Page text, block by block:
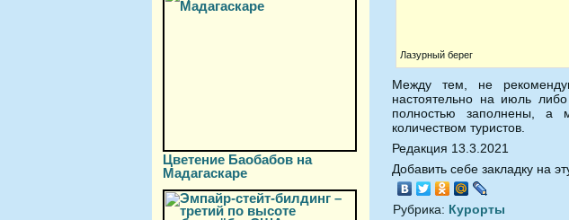
Цветение Баобабов на
Мадагаскаре
Лазурный берег
Между тем, не
настоятельно на июль
полностью заполнены, а
количеством туристов.
Редакция 13.3.2021
Добавить себе закладку на
Рубрика: Курорты